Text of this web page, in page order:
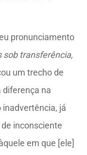
pronunciamento
sob transferência,
um trecho de
diferença na
já
inconsciente
em que [ele]